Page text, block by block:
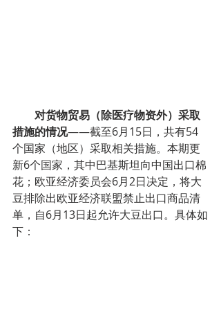
措施的情况——截至6月15日，共有54
个国家（地区）采取相关措施。本期更
新6个国家，其中巴基斯坦向中国出口棉
花；欧亚经济委员会6月2日决定，将大
豆排除出欧亚经济联盟禁止出口商品清
单，自6月13日起允许大豆出口。具体如
下：